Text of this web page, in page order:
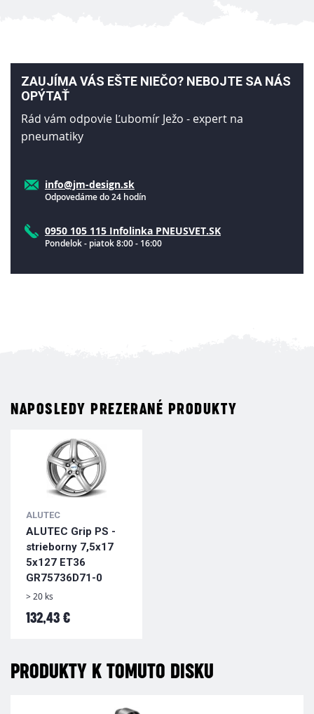
ZAUJÍMA VÁS EŠTE NIEČO? NEBOJTE SA NÁS
OPÝTAŤ
Rád vám odpovie Ľubomír Ježo - expert na
pneumatiky
info@jm-design.sk
Odpovedáme do 24 hodín
0950 105 115 Infolinka PNEUSVET.SK
Pondelok - piatok 8:00 - 16:00
NAPOSLEDY PREZERANÉ PRODUKTY
ALUTEC
ALUTEC Grip PS -
strieborny 7,5x17
5x127 ET36
GR75736D71-0
> 20 ks
132,43 €
PRODUKTY K TOMUTO DISKU